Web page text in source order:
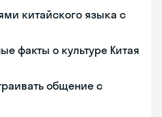
китайского языка с
факты о культуре Китая
общение с